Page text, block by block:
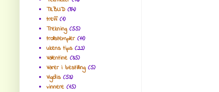
TILBUD (84)
treff (1)
Trekning (55)
trollstempler (11)
ukens tips (22)
Valentine (35)
Varer i bestilling (5)
Vigdis (53)
vinnere (15)